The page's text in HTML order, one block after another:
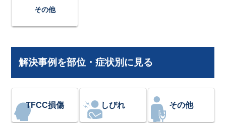
その他
解決事例を部位・症状別に見る
TFCC損傷 しびれ その他